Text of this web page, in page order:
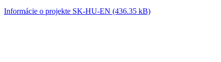
Informácie o projekte SK-HU-EN (436.35 kB)